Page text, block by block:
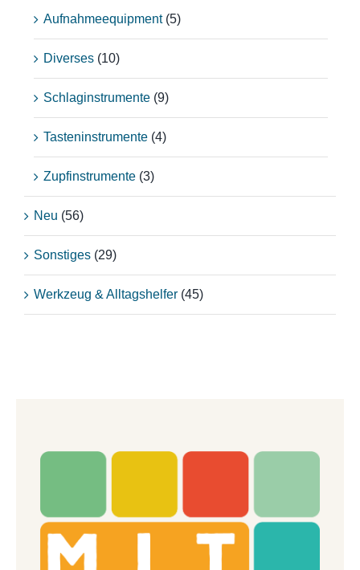
Aufnahmeequipment (5)
Diverses (10)
Schlaginstrumente (9)
Tasteninstrumente (4)
Zupfinstrumente (3)
Neu (56)
Sonstiges (29)
Werkzeug & Alltagshelfer (45)